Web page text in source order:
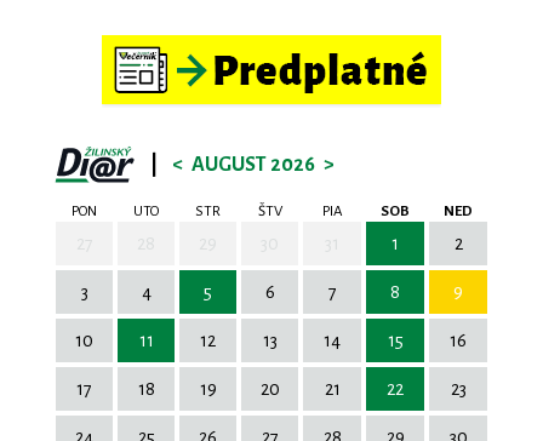
< AUGUST 2026 >
PON UTO STR ŠTV PIA SOB NED
1 2
3 4 5 6 7 8 9
10 11 12 13 14 15 16
17 18 19 20 21 22 23